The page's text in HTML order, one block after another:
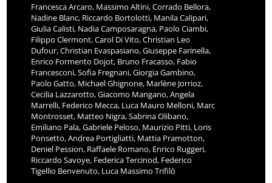
Francesca Arcaro, Massimo Altini, Corrado Bellora,
Nadine Blanc, Riccardo Bortolotti, Manila Calipari,
Giulia Calisti, Nadia Camposaragna, Paolo Ciambi,
Filippo Clermont, Carol Di Vito, Christian Leo
Dufour, Christian Evaspasiano, Giuseppe Farinella,
Enrico Formento Dojot, Bruno Fracasso, Fabio
Francesconi, Sofia Fregnani, Giorgia Gambino,
Paolo Gatto, Michael Ghignone, Marlène Jorrioz,
Cecilia Lazzarotto, Giacomo Mangano, Angela
Marrelli, Federico Mecca, Luca Mauro Melloni, Marc
Montrosset, Matteo Nigra, Sabrina Olibano,
Emiliano Pala, Gabriele Peloso, Maurizio Pitti, Loris
Ponsetto, Andrea Portigliatti, Mattia Pramotton,
Deniel Pession, Raffaele Romano, Enrico Ruggeri,
Riccardo Savoye, Federica Tercinod, Federico
Tigellio Benvenuto, Luca Massimo Trifilò